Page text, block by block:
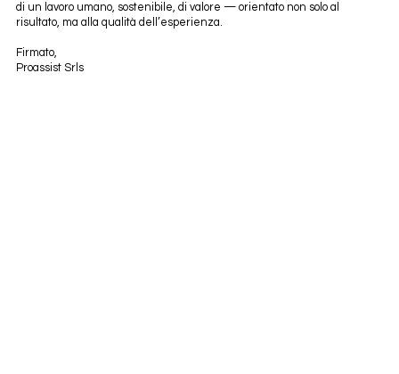
di un lavoro umano, sostenibile, di valore — orientato non solo al
risultato, ma alla qualità dell’esperienza.
Firmato,
Proassist Srls